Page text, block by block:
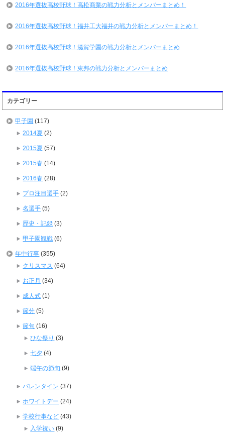
2016年選抜高校野球！高松商業の戦力分析とメンバーまとめ！
2016年選抜高校野球！福井工大福井の戦力分析とメンバーまとめ！
2016年選抜高校野球！滋賀学園の戦力分析とメンバーまとめ
2016年選抜高校野球！東邦の戦力分析とメンバーまとめ
カテゴリー
甲子園 (117)
2014夏 (2)
2015夏 (57)
2015春 (14)
2016春 (28)
プロ注目選手 (2)
名選手 (5)
歴史・記録 (3)
甲子園観戦 (6)
年中行事 (355)
クリスマス (64)
お正月 (34)
成人式 (1)
節分 (5)
節句 (16)
ひな祭り (3)
七夕 (4)
端午の節句 (9)
バレンタイン (37)
ホワイトデー (24)
学校行事など (43)
入学祝い (9)